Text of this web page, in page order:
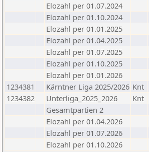
Elozahl per 01.07.2024
Elozahl per 01.10.2024
Elozahl per 01.01.2025
Elozahl per 01.04.2025
Elozahl per 01.07.2025
Elozahl per 01.10.2025
Elozahl per 01.01.2026
1234381
Kärntner Liga 2025/2026 Knt
1234382
Unterliga_2025_2026 Knt
Gesamtpartien 2
Elozahl per 01.04.2026
Elozahl per 01.07.2026
Elozahl per 01.10.2026